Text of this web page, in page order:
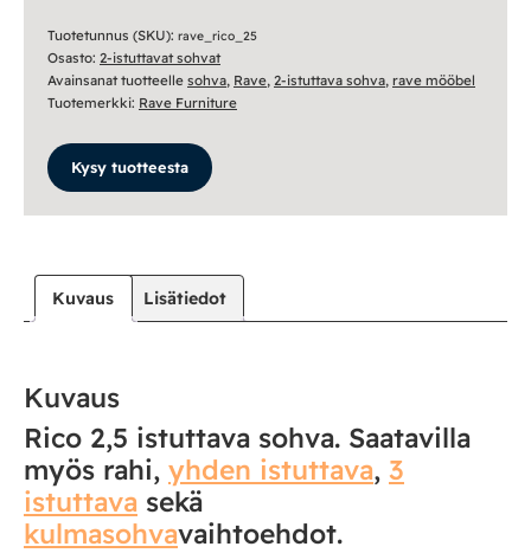
määrä
Tuotetunnus (SKU): rave_rico_25
Osasto: 2-istuttavat sohvat
Avainsanat tuotteelle sohva, Rave, 2-istuttava sohva, rave mööbel
Tuotemerkki: Rave Furniture
Kysy tuotteesta
Kuvaus Lisätiedot
Kuvaus
Rico 2,5 istuttava sohva. Saatavilla
myös rahi, yhden istuttava, 3
istuttava sekä
kulmasohvavaihtoehdot.